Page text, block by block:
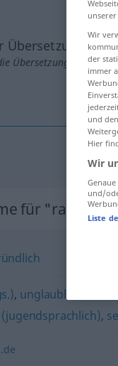
Übersetzungen
Übersetzung
für "radikal"
, unglaublich
,
Wir
der
immer
und
Hier
Wir
und/
Liste